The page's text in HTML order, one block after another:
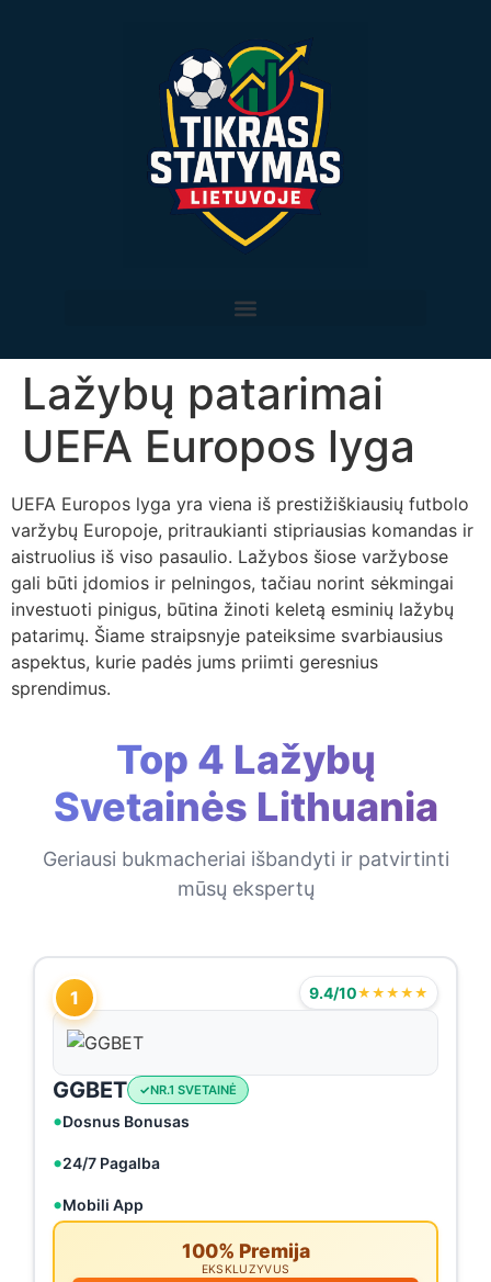
Lažybų patarimai
UEFA Europos lyga
UEFA Europos lyga yra viena iš prestižiškiausių futbolo
varžybų Europoje, pritraukianti stipriausias komandas ir
aistruolius iš viso pasaulio. Lažybos šiose varžybose
gali būti įdomios ir pelningos, tačiau norint sėkmingai
investuoti pinigus, būtina žinoti keletą esminių lažybų
patarimų. Šiame straipsnyje pateiksime svarbiausius
aspektus, kurie padės jums priimti geresnius
sprendimus.
Top 4 Lažybų
Svetainės Lithuania
Geriausi bukmacheriai išbandyti ir patvirtinti
mūsų ekspertų
1 9.4/10★★★★★
GGBET NR.1 SVETAINĖ
Dosnus Bonusas
24/7 Pagalba
Mobili App
100% Premija
EKSKLUZYVUS